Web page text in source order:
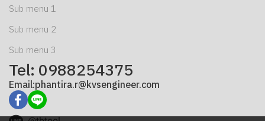
Sub menu 1
Sub menu 2
Sub menu 3
Tel: 0988254375
Email:phantira.r@kvsengineer.com